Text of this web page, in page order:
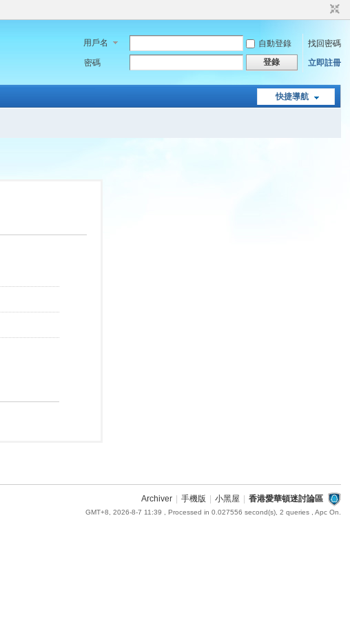
用戶名 自動登錄
找回密碼
密碼
登錄 立即註冊
快捷導航
Archiver 手機版 小黑屋 香港愛華頓迷討論區
GMT+8, 2026-8-7 11:39 , Processed in 0.027556 second(s), 2 queries , Apc On.